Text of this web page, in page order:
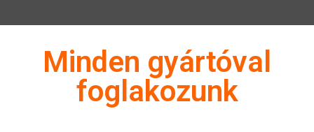
Minden gyártóval
foglakozunk